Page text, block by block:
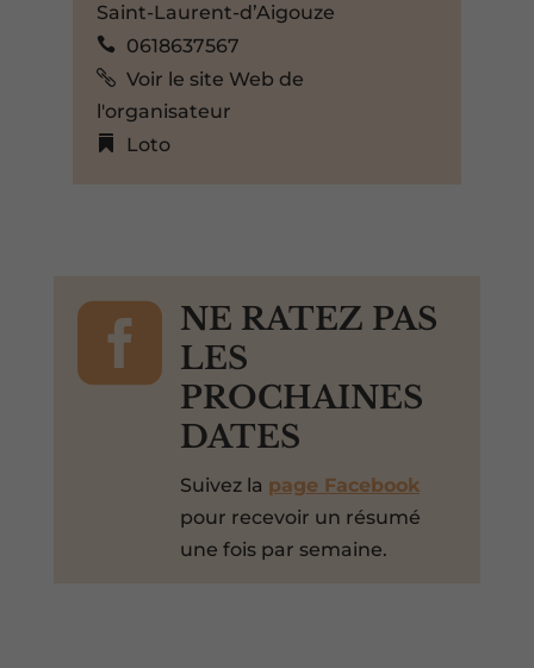
Saint-Laurent-d’Aigouze
0618637567
Voir le site Web de
l'organisateur
Loto

NE RATEZ PAS
LES
PROCHAINES
DATES
Suivez la page Facebook
pour recevoir un résumé
une fois par semaine.